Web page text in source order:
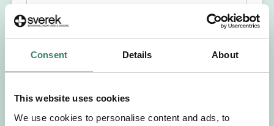
Consent Details About
This website uses cookies
We use cookies to personalise content and ads, to
Förnamn
Efternamn
Välj yrkesroll